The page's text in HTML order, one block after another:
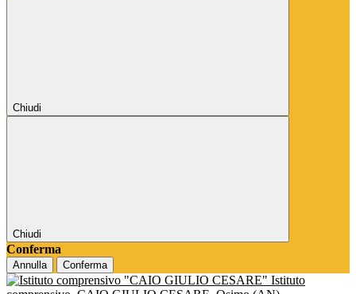
Chiudi
Chiudi
Conferma
Annulla Conferma
Istituto